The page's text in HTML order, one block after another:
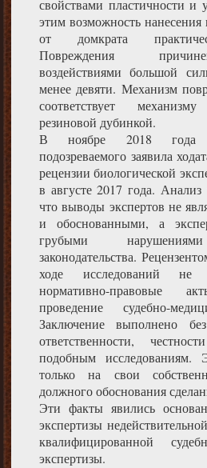
свойствами пластичности и
этим возможность
от домкрата
Повреждения
воздействиями большой
менее девяти. Механизм
соответствует
резиновой дубинкой.
В ноябре 2018 года
подозреваемого заявила
рецензии биологической
в августе 2017 года. Анализ
что выводы экспертов не
и обоснованными, а
грубыми
законодательства.
ходе исследований
нормативно-правовые
проведение судебно-
Заключение выполнено
ответственности,
подобным исследованиям.
только на свои
должного обоснования
Эти факты явились
экспертизы
квалифицированной
экспертизы.